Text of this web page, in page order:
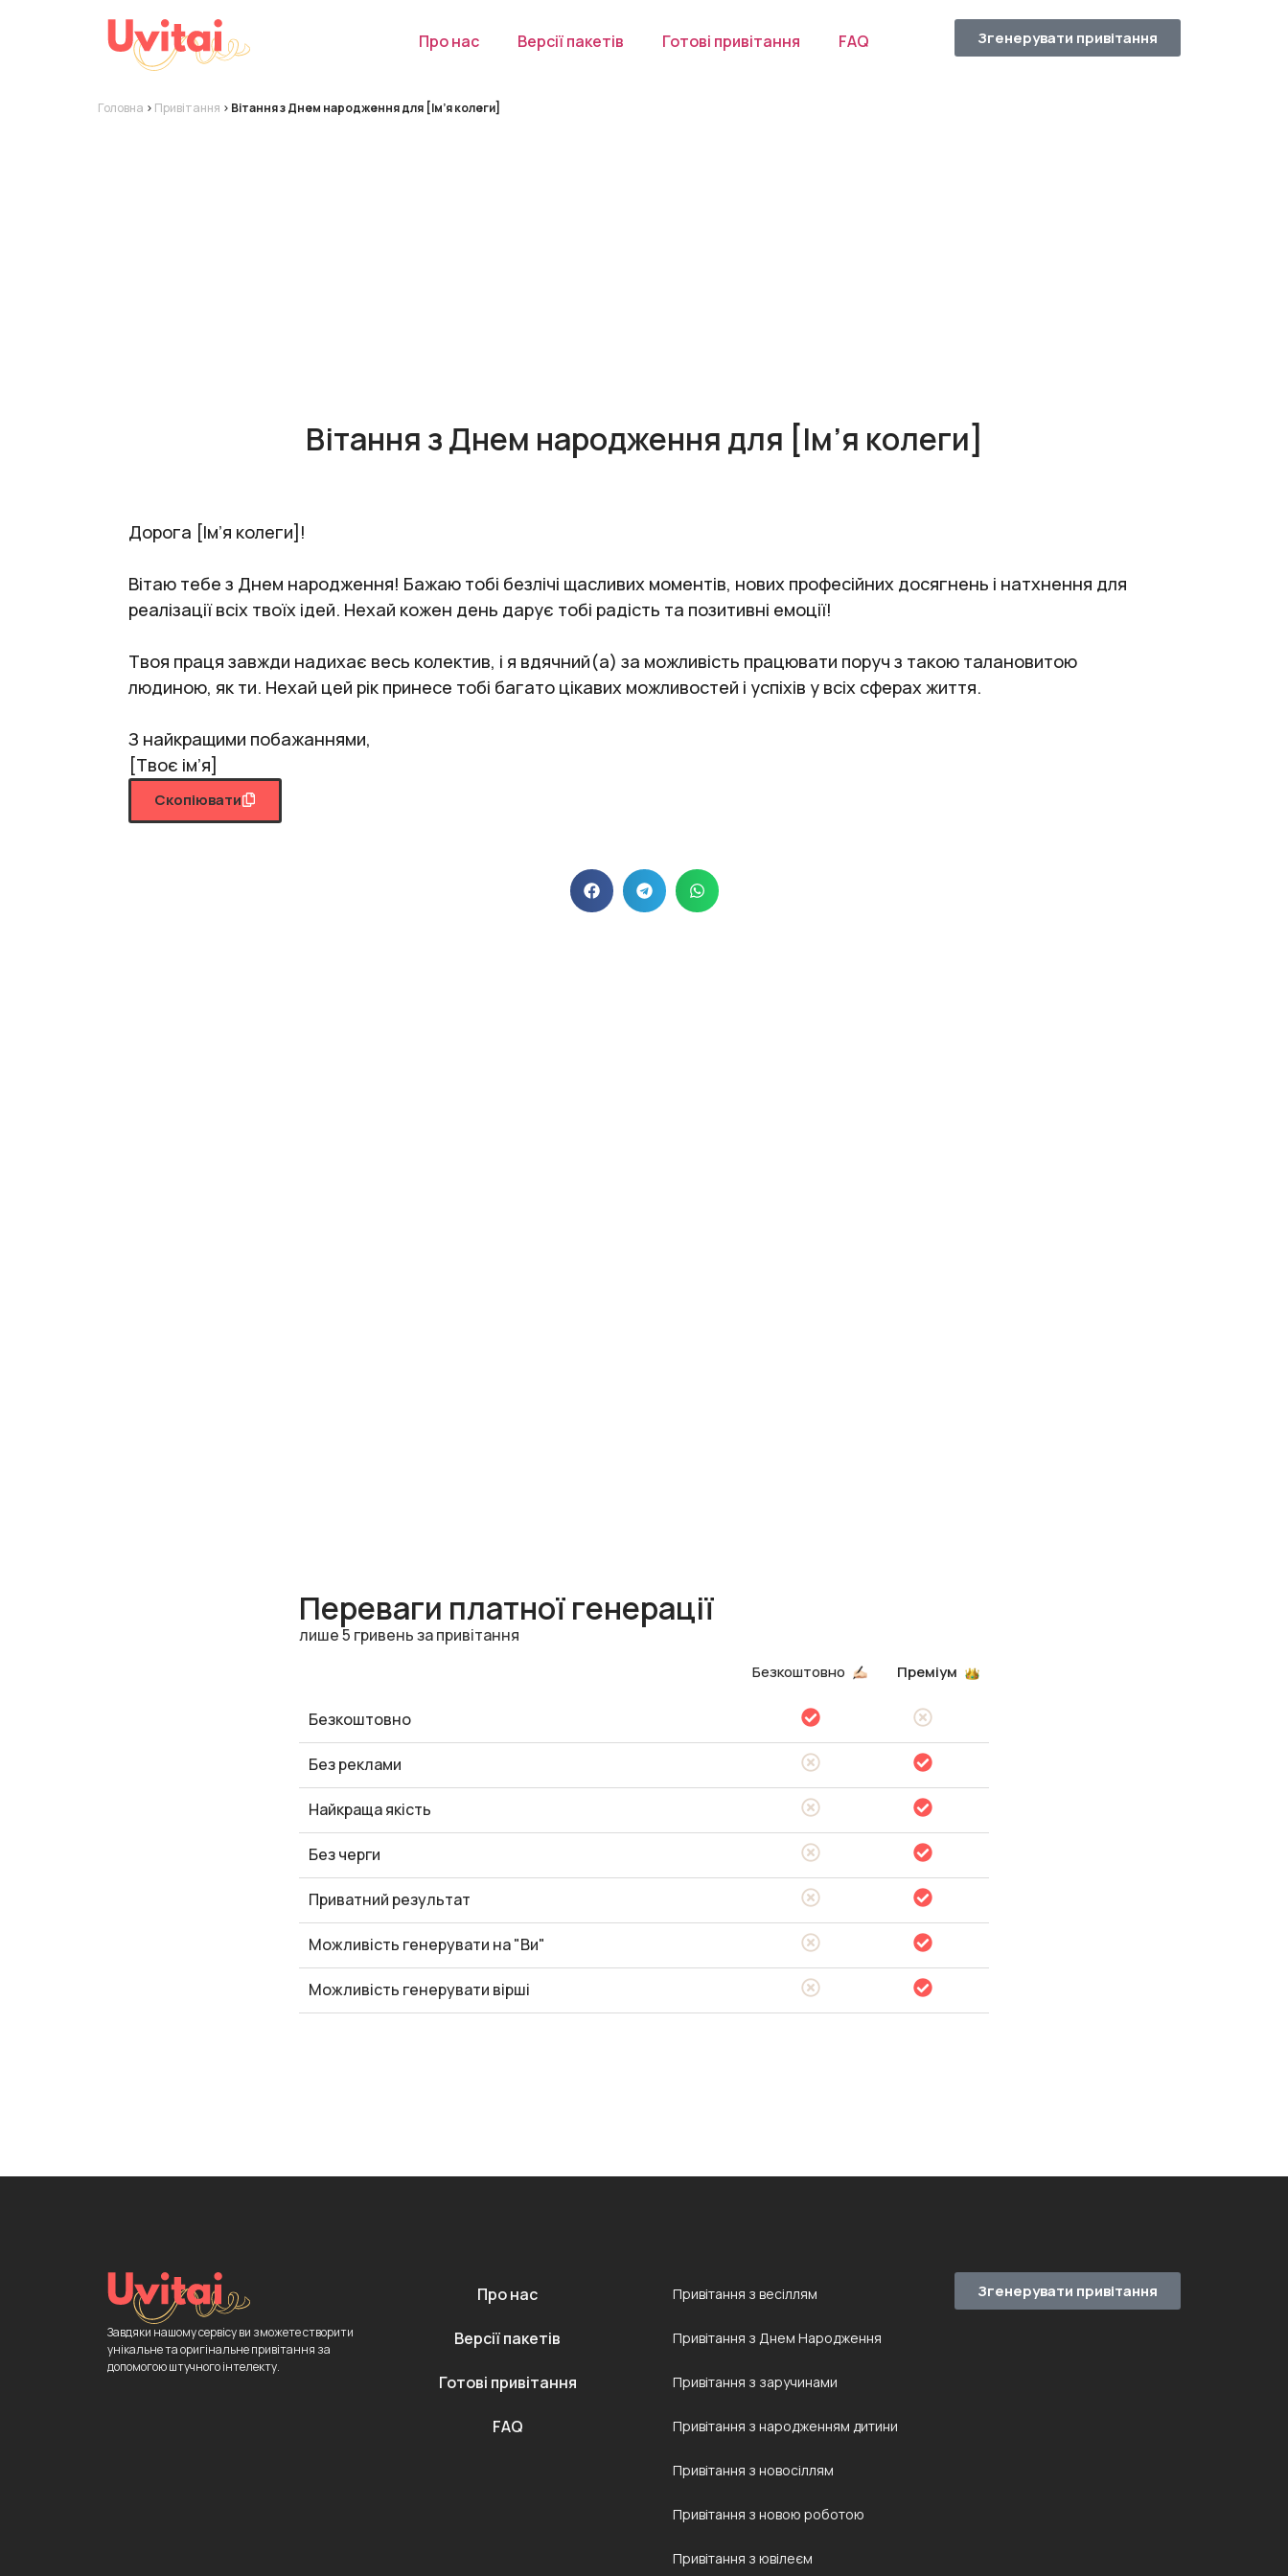
Про нас Версії пакетів Готові привітання FAQ Згенерувати привітання
Головна > Привітання > Вітання з Днем народження для [Ім’я колеги]
Вітання з Днем народження для [Ім’я колеги]
Дорога [Ім’я колеги]!
Вітаю тебе з Днем народження! Бажаю тобі безлічі щасливих моментів, нових професійних досягнень і натхнення для
реалізації всіх твоїх ідей. Нехай кожен день дарує тобі радість та позитивні емоції!
Твоя праця завжди надихає весь колектив, і я вдячний(а) за можливість працювати поруч з такою талановитою
людиною, як ти. Нехай цей рік принесе тобі багато цікавих можливостей і успіхів у всіх сферах життя.
З найкращими побажаннями,
[Твоє ім’я]
Скопіювати
Переваги платної генерації
лише 5 гривень за привітання
Безкоштовно Преміум
Безкоштовно
Без реклами
Найкраща якість
Без черги
Приватний результат
Можливість генерувати на "Ви"
Можливість генерувати вірші
Завдяки нашому сервісу ви зможете створити
унікальне та оригінальне привітання за
допомогою штучного інтелекту.
Про нас
Версії пакетів
Готові привітання
FAQ
Привітання з весіллям
Привітання з Днем Народження
Привітання з заручинами
Привітання з народженням дитини
Привітання з новосіллям
Привітання з новою роботою
Привітання з ювілеєм
Згенерувати привітання